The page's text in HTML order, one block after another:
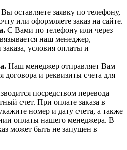
Вы оставляете заявку по телефону,
или оформляете заказ на сайте.
С Вами по телефону или через
наш менеджер,
заказа, условия оплаты и
Наш менеджер отправляет Вам
договора и реквизиты счета для
посредством перевода
счет. При оплате заказа в
номер и дату счета, а также
оплаты нашего менеджера. В
может быть не запущен в